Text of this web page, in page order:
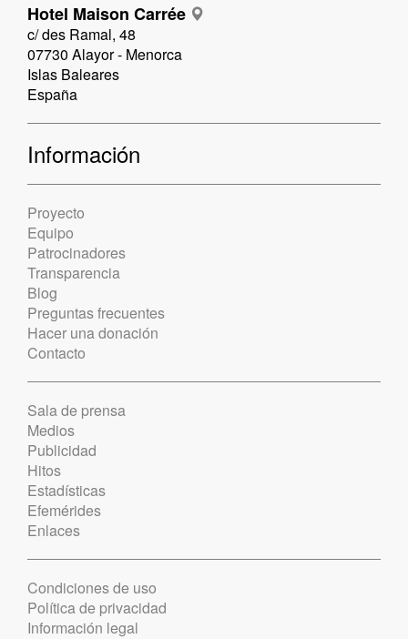
Hotel Maison Carrée
c/ des Ramal, 48
07730 Alayor - Menorca
Islas Baleares
España
Información
Proyecto
Equipo
Patrocinadores
Transparencia
Blog
Preguntas frecuentes
Hacer una donación
Contacto
Sala de prensa
Medios
Publicidad
Hitos
Estadísticas
Efemérides
Enlaces
Condiciones de uso
Política de privacidad
Información legal